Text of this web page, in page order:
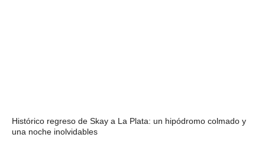
Histórico regreso de Skay a La Plata: un hipódromo colmado y
una noche inolvidables